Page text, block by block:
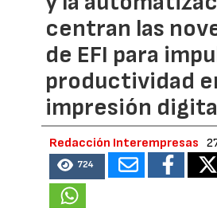
centran las
de EFI para
productividad
impresión
Redacción Interempresas
724